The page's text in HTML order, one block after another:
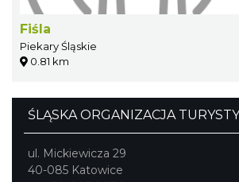
Fiśla
Piekary Śląskie
0.81 km
ŚLĄSKA ORGANIZACJA
ul. Mickiewicza 29
40-085 Katowice